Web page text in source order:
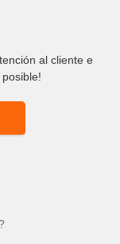
al cliente e